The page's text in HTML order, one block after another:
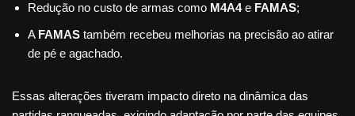
Redução no custo de armas como M4A4e FAMAS;
A FAMAS também recebeu melhorias na precisão ao atirar
de pé e agachado.
Essas alterações tiveram impacto direto na dinâmica das